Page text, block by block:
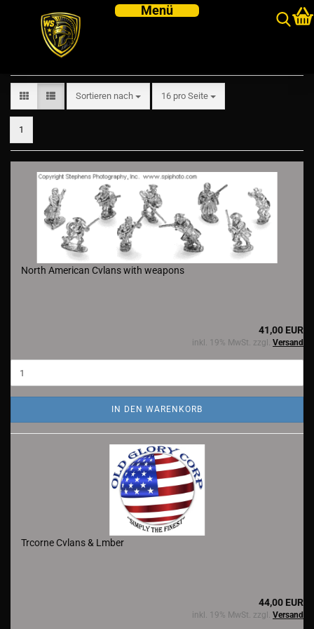
Generic
Sortieren nach
Sortieren nach 16 pro Seite
pro Seite
1
North American Cvlans with weapons
41,00 EUR
inkl. 19% MwSt. zzgl. Versand
IN DEN WARENKORB
Trcorne Cvlans & Lmber
44,00 EUR
inkl. 19% MwSt. zzgl. Versand